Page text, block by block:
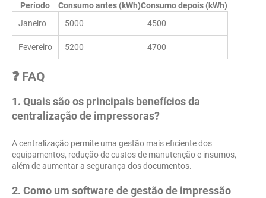
Período Consumo antes (kWh)Consumo depois (kWh)
Janeiro
5000 4500
Fevereiro 5200 4700
❓ FAQ
1. Quais são os principais benefícios da
centralização de impressoras?
A centralização permite uma gestão mais eficiente dos
equipamentos, redução de custos de manutenção e insumos,
além de aumentar a segurança dos documentos.
2. Como um software de gestão de impressão